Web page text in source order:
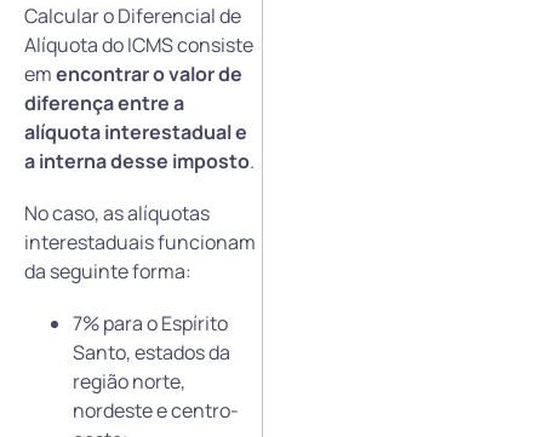
Calcular o Diferencial de
Alíquota do ICMS consiste
emencontrar o valor de
diferença entre a
alíquota interestadual e
a interna desse imposto.
No caso, as alíquotas
interestaduais funcionam
da seguinte forma:
7% para o Espírito
Santo, estados da
região norte,
nordeste e centro-